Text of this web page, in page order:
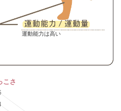
運動能力は高い